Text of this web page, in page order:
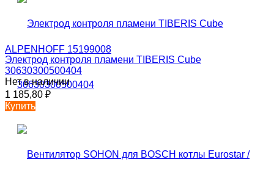
Электрод контроля пламени TIBERIS Cube
30630300500404
Нет в наличии
1 185,80 ₽
Купить